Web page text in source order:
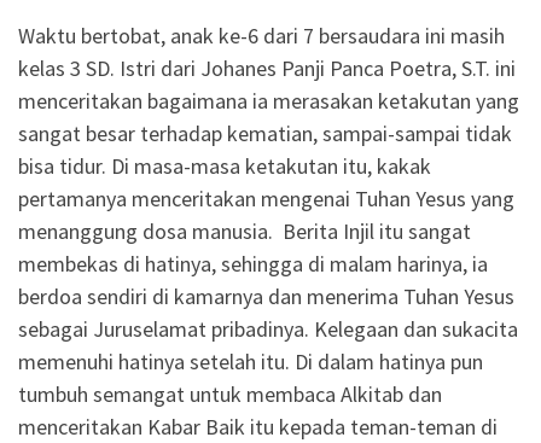
Waktu bertobat, anak ke-6 dari 7 bersaudara ini masih
kelas 3 SD. Istri dari Johanes Panji Panca Poetra, S.T. ini
menceritakan bagaimana ia merasakan ketakutan yang
sangat besar terhadap kematian, sampai-sampai tidak
bisa tidur. Di masa-masa ketakutan itu, kakak
pertamanya menceritakan mengenai Tuhan Yesus yang
menanggung dosa manusia. Berita Injil itu sangat
membekas di hatinya, sehingga di malam harinya, ia
berdoa sendiri di kamarnya dan menerima Tuhan Yesus
sebagai Juruselamat pribadinya. Kelegaan dan sukacita
memenuhi hatinya setelah itu. Di dalam hatinya pun
tumbuh semangat untuk membaca Alkitab dan
menceritakan Kabar Baik itu kepada teman-teman di